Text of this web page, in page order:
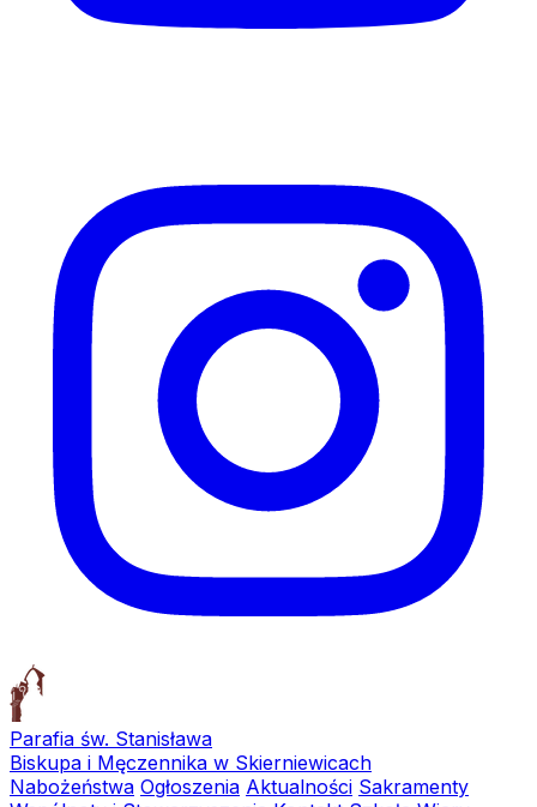
Parafia św. Stanisława
Biskupa i Męczennika w Skierniewicach
Nabożeństwa Ogłoszenia Aktualności Sakramenty